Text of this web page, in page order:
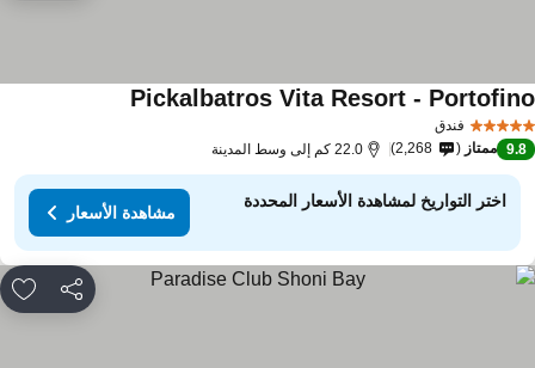
فندق
Pickalbatros Vita Resort -
9.8 ممتاز 2,268 22.0 كم إلى وسط المدينة
اختر التواريخ لمشاهدة الأسعار المحددة
مشاهدة الأسعار
مشاركة